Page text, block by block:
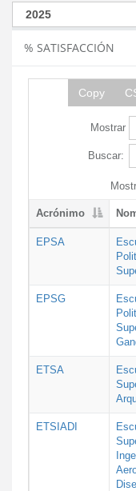
% SATISFACCIÓN
Copy
Mostrar
Buscar:
Acrónimo
EPSA
EPSG
ETSA
ETSIADI